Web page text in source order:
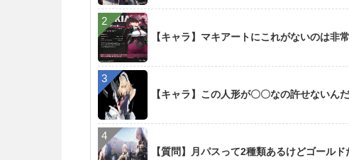
【キャラ】マキアートにこれがないのは非
【キャラ】この人形が〇〇なの許せないん
【質問】月パスって2種類あるけどゴール